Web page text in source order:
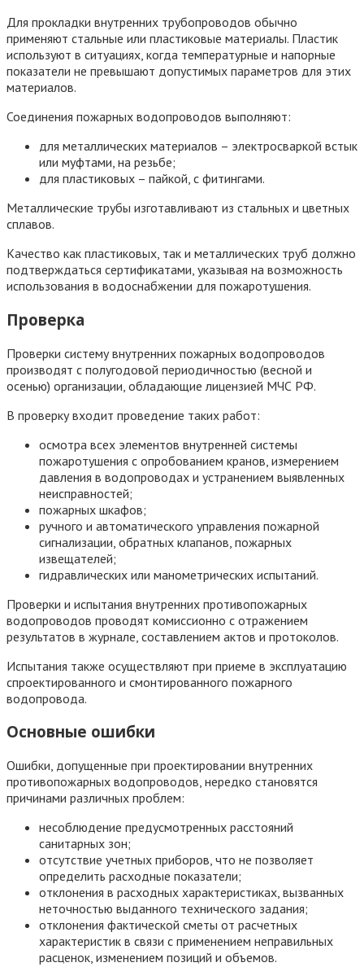
Для прокладки внутренних трубопроводов обычно
применяют стальные или пластиковые материалы. Пластик
используют в ситуациях, когда температурные и напорные
показатели не превышают допустимых параметров для этих
материалов.
Соединения пожарных водопроводов выполняют:
для металлических материалов – электросваркой встык
или муфтами, на резьбе;
для пластиковых – пайкой, с фитингами.
Металлические трубы изготавливают из стальных и цветных
сплавов.
Качество как пластиковых, так и металлических труб должно
подтверждаться сертификатами, указывая на возможность
использования в водоснабжении для пожаротушения.
Проверка
Проверки систему внутренних пожарных водопроводов
производят с полугодовой периодичностью (весной и
осенью) организации, обладающие лицензией МЧС РФ.
В проверку входит проведение таких работ:
осмотра всех элементов внутренней системы
пожаротушения с опробованием кранов, измерением
давления в водопроводах и устранением выявленных
неисправностей;
пожарных шкафов;
ручного и автоматического управления пожарной
сигнализации, обратных клапанов, пожарных
извещателей;
гидравлических или манометрических испытаний.
Проверки и испытания внутренних противопожарных
водопроводов проводят комиссионно с отражением
результатов в журнале, составлением актов и протоколов.
Испытания также осуществляют при приеме в эксплуатацию
спроектированного и смонтированного пожарного
водопровода.
Основные ошибки
Ошибки, допущенные при проектировании внутренних
противопожарных водопроводов, нередко становятся
причинами различных проблем:
несоблюдение предусмотренных расстояний
санитарных зон;
отсутствие учетных приборов, что не позволяет
определить расходные показатели;
отклонения в расходных характеристиках, вызванных
неточностью выданного технического задания;
отклонения фактической сметы от расчетных
характеристик в связи с применением неправильных
расценок, изменением позиций и объемов.